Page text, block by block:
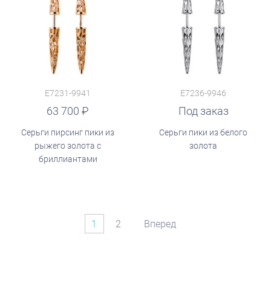
E7231-9941
63 700
Серьги пирсинг пики из
рыжего золота с
бриллиантами
E7236-9946
Под заказ
Серьги пики из белого
золота
1 2 Вперед